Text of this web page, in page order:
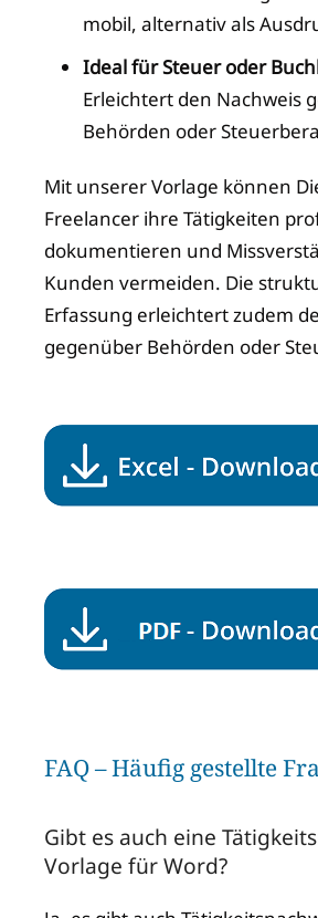
mobil, alternativ als
Ideal für Steuer oder
Erleichtert den Nachweis
Behörden oder
Mit unserer Vorlage können
Freelancer ihre Tätigkeiten
dokumentieren und
Kunden vermeiden. Die
Erfassung erleichtert zudem
gegenüber Behörden oder
FAQ – Häufig gestellte
Gibt es auch eine
Vorlage für Word?